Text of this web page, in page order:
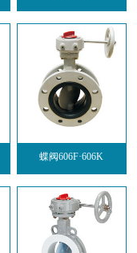
蝶阀606F·606K